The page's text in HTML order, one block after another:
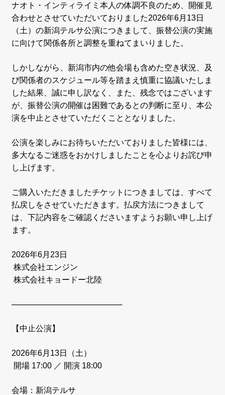
ナオト・インティライミ本人の体調不良のため、開催見
合わせとさせていただいておりました2026年6月13日
（土）の新潟テルサ公演につきまして、振替公演の実施
に向けて関係各所と調整を重ねてまいりました。
しかしながら、新潟市内の他会場も含めた空き状況、及
び関係者のスケジュール等を踏まえ慎重に協議いたしま
した結果、誠に申し訳なく、また、残念ではございます
が、振替公演の開催は困難であるとの判断に至り、本公
演を中止とさせていただくこととなりました。
公演を楽しみにお待ちいただいておりました皆様には、
多大なるご迷惑をおかけしましたことを心よりお詫び申
し上げます。
ご購入いただきましたチケットにつきましては、すべて
払戻しをさせていただきます。払戻方法につきまして
は、下記内容をご確認くださいますようお願い申し上げ
ます。
2026年6月23日
株式会社エンジン
株式会社キョードー北陸
────────────────────
【中止公演】
2026年6月13日（土）
開場 17:00 ／ 開演 18:00
会場：新潟テルサ